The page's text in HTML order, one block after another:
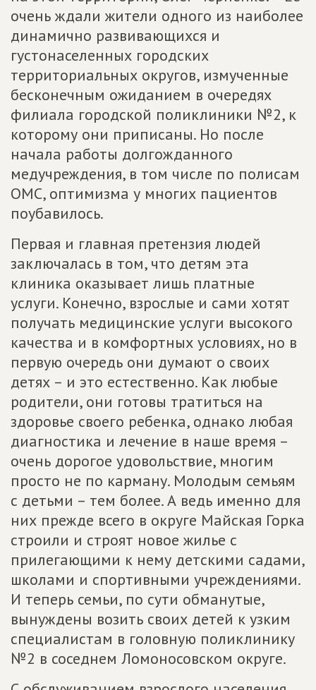
очень ждали жители одного из наиболее
динамично развивающихся и
густонаселенных городских
территориальных округов, измученные
бесконечным ожиданием в очередях
филиала городской поликлиники №2, к
которому они приписаны. Но после
начала работы долгожданного
медучреждения, в том числе по полисам
ОМС, оптимизма у многих пациентов
поубавилось.
Первая и главная претензия людей
заключалась в том, что детям эта
клиника оказывает лишь платные
услуги. Конечно, взрослые и сами хотят
получать медицинские услуги высокого
качества и в комфортных условиях, но в
первую очередь они думают о своих
детях – и это естественно. Как любые
родители, они готовы тратиться на
здоровье своего ребенка, однако любая
диагностика и лечение в наше время –
очень дорогое удовольствие, многим
просто не по карману. Молодым семьям
с детьми – тем более. А ведь именно для
них прежде всего в округе Майская Горка
строили и строят новое жилье с
прилегающими к нему детскими садами,
школами и спортивными учреждениями.
И теперь семьи, по сути обманутые,
вынуждены возить своих детей к узким
специалистам в головную поликлинику
№2 в соседнем Ломоносовском округе.